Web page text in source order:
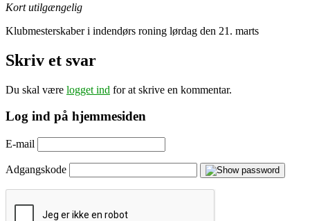
Kort utilgængelig
Klubmesterskaber i indendørs roning lørdag den 21. marts
Skriv et svar
Du skal være logget ind for at skrive en kommentar.
Log ind på hjemmesiden
E-mail
Adgangskode